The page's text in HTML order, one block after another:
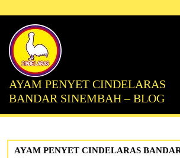
content
AYAM PENYET CINDELARAS
BANDAR SINEMBAH – BLOG
AYAM PENYET CINDELARAS